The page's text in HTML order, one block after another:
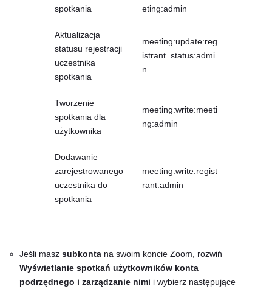
spotkania
eting:admin
Aktualizacja
statusu rejestracji
uczestnika
spotkania
meeting:update:reg
istrant_status:admi
n
Tworzenie
spotkania dla
użytkownika
meeting:write:meeti
ng:admin
Dodawanie
zarejestrowanego
uczestnika do
spotkania
meeting:write:regist
rant:admin
Jeśli masz subkonta na swoim koncie Zoom, rozwiń
Wyświetlanie spotkań użytkowników konta
podrzędnego i zarządzanie nimi i wybierz następujące